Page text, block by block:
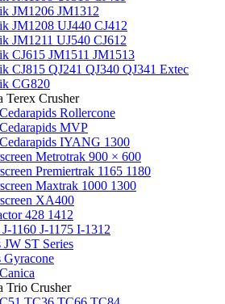
JM1206 JM1312
JM1208 UJ440 CJ412
JM1211 UJ540 CJ612
CJ615 JM1511 JM1513
CJ815 QJ241 QJ340 QJ341 Extec
CG820
Terex Crusher
Rollercone
MVP
IYANG 1300
Metrotrak 900 × 600
Premiertrak 1165 1180
Maxtrak 1000 1300
XA400
428 1412
1160 J-1175 I-1312
JW ST Series
Gyracone
Trio Crusher